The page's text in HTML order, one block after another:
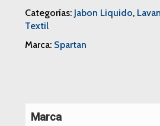
Categorías: Jabon Liquido,
Textil
Marca: Spartan
Marca